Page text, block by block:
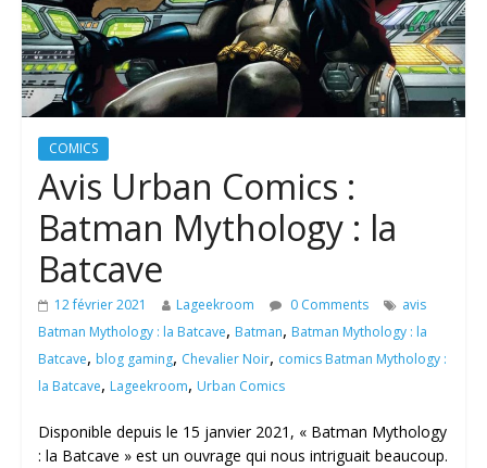
COMICS
Avis Urban Comics :
Batman Mythology : la
Batcave
12 février 2021 Lageekroom 0 Comments
avis
Batman Mythology : la Batcave, Batman, Batman Mythology : la
Batcave, blog gaming, Chevalier Noir, comics Batman Mythology :
la Batcave, Lageekroom, Urban Comics
Disponible depuis le 15 janvier 2021, « Batman Mythology
: la Batcave » est un ouvrage qui nous intriguait beaucoup.